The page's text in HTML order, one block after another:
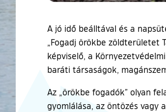
A jó idő beálltával és a
„Fogadj örökbe zöldterületet
képviselő, a
baráti társaságok,
Az „örökbe fogadók” olyan
gyomlálása, az öntözés vagy